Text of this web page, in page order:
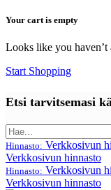
Your cart is empty
Looks like you
Start Shopping
Etsi tarvitsemasi
Hinnasto: Verkkosivun
Verkkosivun hinnasto
Hinnasto: Verkkosivun
Verkkosivun hinnasto